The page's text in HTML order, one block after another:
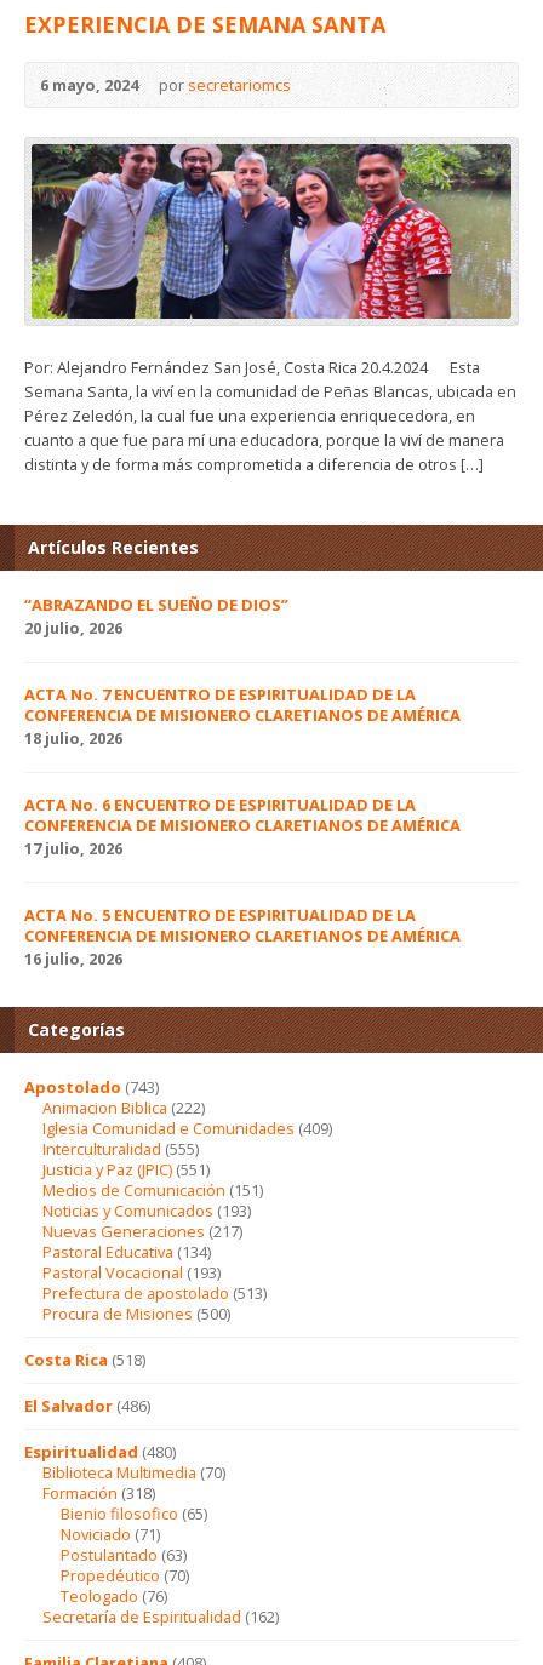
EXPERIENCIA DE SEMANA SANTA
6 mayo, 2024 por secretariomcs
Por: Alejandro Fernández San José, Costa Rica 20.4.2024 Esta
Semana Santa, la viví en la comunidad de Peñas Blancas, ubicada en
Pérez Zeledón, la cual fue una experiencia enriquecedora, en
cuanto a que fue para mí una educadora, porque la viví de manera
distinta y de forma más comprometida a diferencia de otros […]
Artículos Recientes
“ABRAZANDO EL SUEÑO DE DIOS”
20 julio, 2026
ACTA No. 7 ENCUENTRO DE ESPIRITUALIDAD DE LA
CONFERENCIA DE MISIONERO CLARETIANOS DE AMÉRICA
18 julio, 2026
ACTA No. 6 ENCUENTRO DE ESPIRITUALIDAD DE LA
CONFERENCIA DE MISIONERO CLARETIANOS DE AMÉRICA
17 julio, 2026
ACTA No. 5 ENCUENTRO DE ESPIRITUALIDAD DE LA
CONFERENCIA DE MISIONERO CLARETIANOS DE AMÉRICA
16 julio, 2026
Categorías
Apostolado (743)
Animacion Biblica (222)
Iglesia Comunidad e Comunidades (409)
Interculturalidad (555)
Justicia y Paz (JPIC) (551)
Medios de Comunicación (151)
Noticias y Comunicados (193)
Nuevas Generaciones (217)
Pastoral Educativa (134)
Pastoral Vocacional (193)
Prefectura de apostolado (513)
Procura de Misiones (500)
Costa Rica (518)
El Salvador (486)
Espiritualidad (480)
Biblioteca Multimedia (70)
Formación (318)
Bienio filosofico (65)
Noviciado (71)
Postulantado (63)
Propedéutico (70)
Teologado (76)
Secretaría de Espiritualidad (162)